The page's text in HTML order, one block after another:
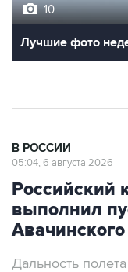
Лучшие фото
Российский
выполнил
Дальность